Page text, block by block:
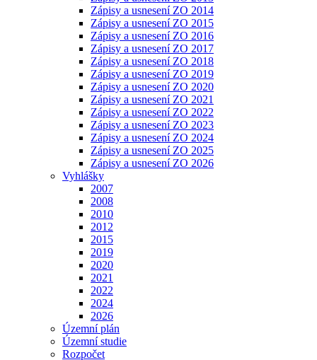
Zápisy a usnesení ZO 2014
Zápisy a usnesení ZO 2015
Zápisy a usnesení ZO 2016
Zápisy a usnesení ZO 2017
Zápisy a usnesení ZO 2018
Zápisy a usnesení ZO 2019
Zápisy a usnesení ZO 2020
Zápisy a usnesení ZO 2021
Zápisy a usnesení ZO 2022
Zápisy a usnesení ZO 2023
Zápisy a usnesení ZO 2024
Zápisy a usnesení ZO 2025
Zápisy a usnesení ZO 2026
Vyhlášky
2007
2008
2010
2012
2015
2019
2020
2021
2022
2024
2026
Územní plán
Územní studie
Rozpočet